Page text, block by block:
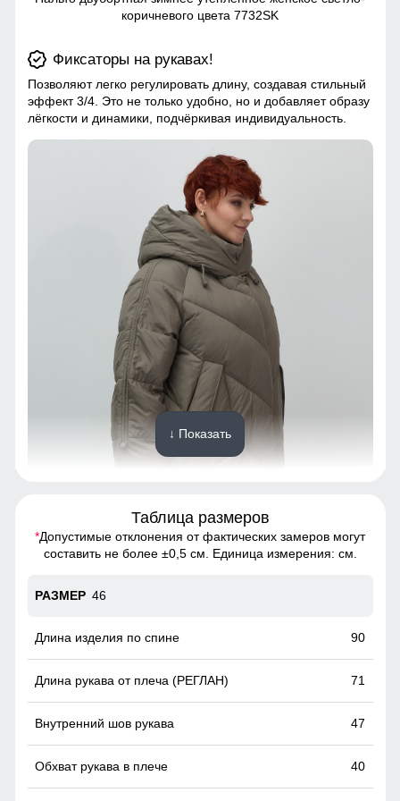
коричневого цвета 7732SK
Фиксаторы на рукавах!
Позволяют легко регулировать длину, создавая стильный
эффект 3/4. Это не только удобно, но и добавляет образу
лёгкости и динамики, подчёркивая индивидуальность.
Позволяют легко регулировать длину, создавая стильный
эффект 3/4. Это не только удобно, но и добавляет образу
Это практичное и удобное решение для повседневного
другие необходимые мелочи, позволяя обойтись без
сумки. Карманы расположены удобно и защищены от
ветра, что делает их идеальными для холодной погоды.
↓ Показать
Таблица размеров
*Допустимые отклонения от фактических замеров могут
составить не более ±0,5 см. Единица измерения: см.
46
90
71
47
40